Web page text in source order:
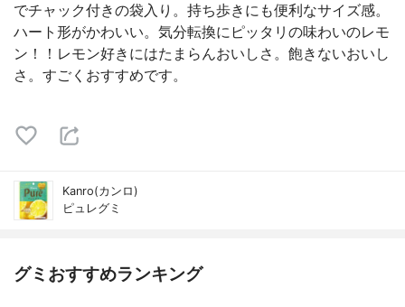
でチャック付きの袋入り。持ち歩きにも便利なサイズ感。
ハート形がかわいい。気分転換にピッタリの味わいのレモ
ン！！レモン好きにはたまらんおいしさ。飽きないおいし
さ。すごくおすすめです。
Kanro(カンロ)
ピュレグミ
グミおすすめランキング